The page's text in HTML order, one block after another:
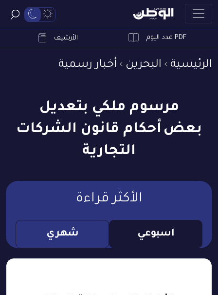
PDF عدد اليوم الأرشيف
الرئيسية البحرين أخبار رسمية
مرسوم ملكي بتعديل
بعض أحكام قانون الشركات
التجارية
الأكثر قراءة
اسبوعي شهري